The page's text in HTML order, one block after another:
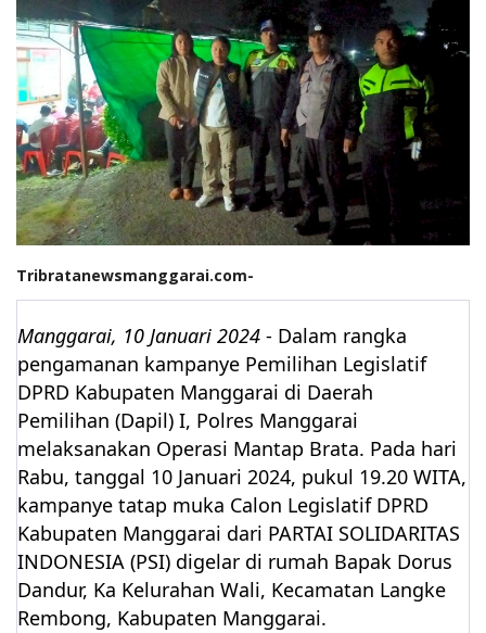
Tribratanewsmanggarai.com-
Manggarai, 10 Januari 2024 - Dalam rangka
pengamanan kampanye Pemilihan Legislatif
DPRD Kabupaten Manggarai di Daerah
Pemilihan (Dapil) I, Polres Manggarai
melaksanakan Operasi Mantap Brata. Pada hari
Rabu, tanggal 10 Januari 2024, pukul 19.20 WITA,
kampanye tatap muka Calon Legislatif DPRD
Kabupaten Manggarai dari PARTAI SOLIDARITAS
INDONESIA (PSI) digelar di rumah Bapak Dorus
Dandur, Ka Kelurahan Wali, Kecamatan Langke
Rembong, Kabupaten Manggarai.